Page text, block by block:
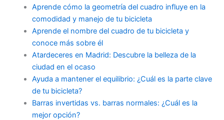
Aprende cómo la geometría del cuadro influye en la
comodidad y manejo de tu bicicleta
Aprende el nombre del cuadro de tu bicicleta y
conoce más sobre él
Atardeceres en Madrid: Descubre la belleza de la
ciudad en el ocaso
Ayuda a mantener el equilibrio: ¿Cuál es la parte clave
de tu bicicleta?
Barras invertidas vs. barras normales: ¿Cuál es la
mejor opción?